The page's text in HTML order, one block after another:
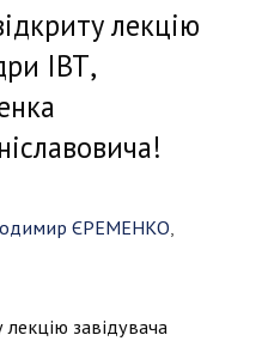
лекцію
ІВТ,
ЄРЕМЕНКО,
завідувача